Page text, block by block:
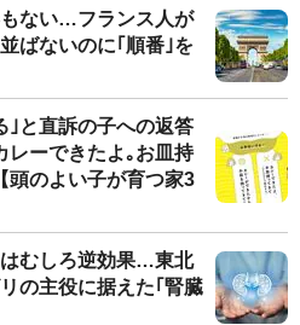
ない…フランス人が
ばないのに｢順番｣を
｣と直訴の子への返答
ーできたよ｡お皿持
頭のよい子が育つ家3
むしろ逆効果…東北
の主役に据えた｢腎臓